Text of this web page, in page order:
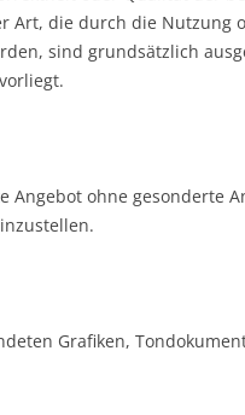
Art, die durch die Nutzung
sind grundsätzlich
Angebot ohne gesonderte
Grafiken,